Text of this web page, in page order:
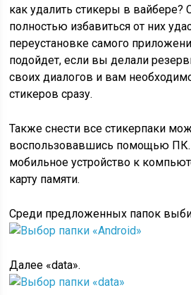
как удалить стикеры в вайбере?
полностью избавиться от них
переустановке самого
подойдет, если вы делали
своих диалогов и вам
стикеров сразу.
Также снести все стикерпаки
воспользовавшись помощью
мобильное устройство к
карту памяти.
Среди предложенных папок
Далее «data».